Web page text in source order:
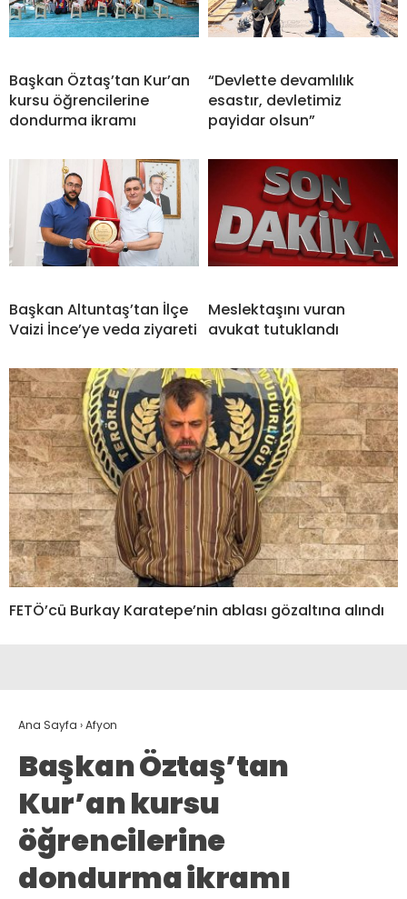
Başkan Öztaş’tan Kur’an
kursu öğrencilerine
dondurma ikramı
“Devlette devamlılık
esastır, devletimiz
payidar olsun”
Başkan Altuntaş’tan İlçe
Vaizi İnce’ye veda ziyareti
Meslektaşını vuran
avukat tutuklandı
FETÖ’cü Burkay Karatepe’nin ablası gözaltına alındı
Ana Sayfa ›Afyon
Başkan Öztaş’tan
Kur’an kursu
öğrencilerine
dondurma ikramı